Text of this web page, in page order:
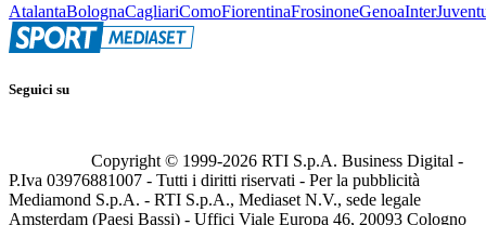
AtalantaBolognaCagliariComoFiorentinaFrosinoneGenoaInter
Seguici su
Copyright © 1999-2026 RTI S.p.A. Business Digital -
P.Iva 03976881007 - Tutti i diritti riservati - Per la pubblicità
Mediamond S.p.A. - RTI S.p.A., Mediaset N.V., sede legale
Amsterdam (Paesi Bassi) - Uffici Viale Europa 46, 20093 Cologno